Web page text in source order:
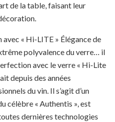
de la table, faisant leur
« Hi-LITE » Élégance de
polyvalence du verre… il
avec le verre « Hi-Lite
depuis des années
du vin. Il s’agit d’un
célèbre « Authentis », est
dernières technologies